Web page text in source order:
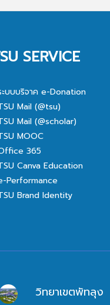
SERVICE
ะบบบริจาค e-Donation
Mail (@tsu)
Mail (@scholar)
MOOC
365
Canva Education
Performance
Brand Identity
วิทยาเขตพัทลุง